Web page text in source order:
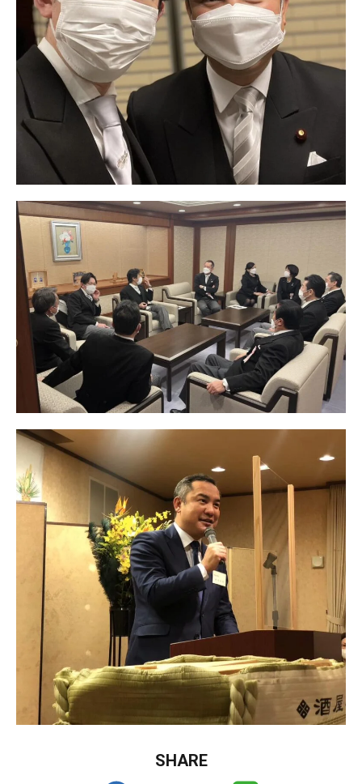
SHARE